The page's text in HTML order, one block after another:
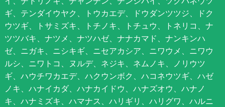
ギ、テンダイウヤク、トウカエデ、ドウダンツツジ、ドク
ウツギ、トサミズキ、トチノキ、トチュウ、トネリコ、ナ
ツツバキ、ナツメ、ナツハゼ、ナナカマド、ナンキンハ
ゼ、ニガキ、ニシキギ、ニセアカシア、ニワウメ、ニワウ
ルシ、ニワトコ、ヌルデ、ネジキ、ネムノキ、ノリウツ
ギ、ハウチワカエデ、ハクウンボク、ハコネウツギ、ハゼ
ノキ、ハナイカダ、ハナカイドウ、ハナズオウ、ハナノ
キ、ハナミズキ、ハマナス、ハリギリ、ハリグワ、ハルニ